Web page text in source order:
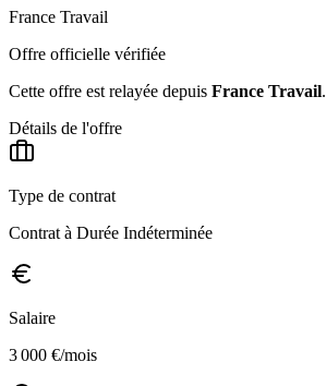
France Travail
Offre officielle vérifiée
Cette offre est relayée depuis France Travail.
Détails de l'offre
Type de contrat
Contrat à Durée Indéterminée
Salaire
3 000 €/mois